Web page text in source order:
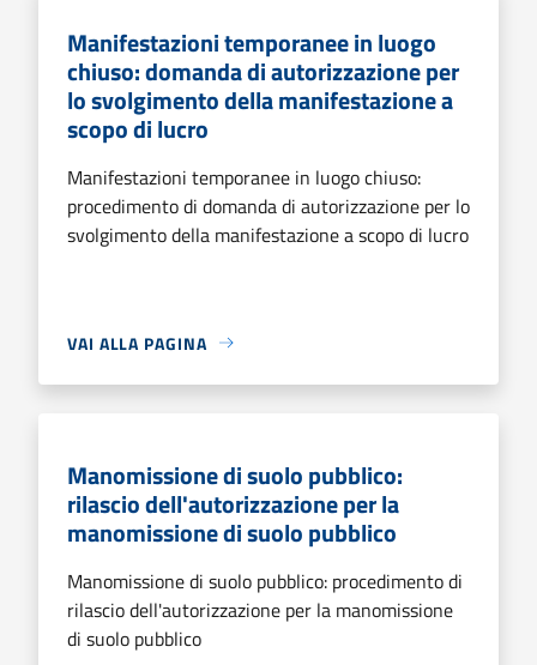
Manifestazioni temporanee in luogo
chiuso: domanda di autorizzazione per
lo svolgimento della manifestazione a
scopo di lucro
Manifestazioni temporanee in luogo chiuso:
procedimento di domanda di autorizzazione per lo
svolgimento della manifestazione a scopo di lucro
VAI ALLA PAGINA
Manomissione di suolo pubblico:
rilascio dell'autorizzazione per la
manomissione di suolo pubblico
Manomissione di suolo pubblico: procedimento di
rilascio dell'autorizzazione per la manomissione
di suolo pubblico